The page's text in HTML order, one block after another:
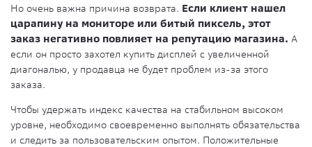
Но очень важна причина возврата. Если клиент нашел
царапину на мониторе или битый пиксель, этот
заказ негативно повлияет на репутацию магазина. А
если он просто захотел купить дисплей с увеличенной
диагональю, у продавца не будет проблем из-за этого
заказа.
Чтобы удержать индекс качества на стабильном высоком
уровне, необходимо своевременно выполнять обязательства
и следить за пользовательским опытом. Положительные